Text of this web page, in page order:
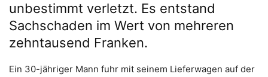
unbestimmt verletzt. Es entstand
Sachschaden im Wert von mehreren
zehntausend Franken.
Ein 30-jähriger Mann fuhr mit seinem Lieferwagen auf der